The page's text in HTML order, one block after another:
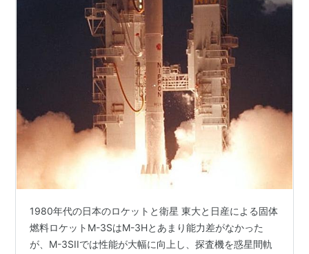
1980年代の日本のロケットと衛星 東大と日産による固体
燃料ロケットM-3SはM-3Hとあまり能力差がなかった
が、M-3SIIでは性能が大幅に向上し、探査機を惑星間軌